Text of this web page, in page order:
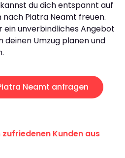
du dich entspannt auf
nach Piatra Neamt freuen.
ein unverbindliches Angebot
deinen Umzug planen und
Neamt anfragen
Kunden aus